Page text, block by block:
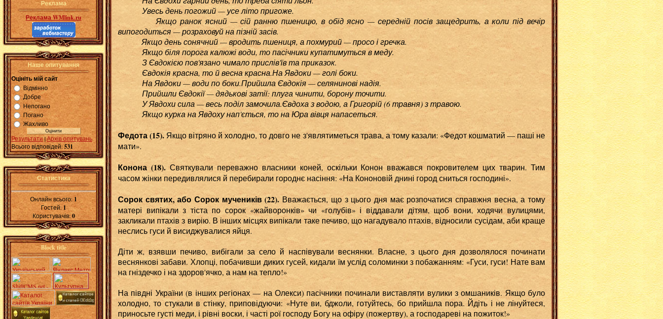
Реклама
Реклама WMlink.ru
Наше опитування
Оцініть мій сайт
Відмінно
Добре
Непогано
Погано
Жахливо
Результати|Архів опитувань
Всього відповідей:531
Статистика
Онлайн всього:1
Гостей:1
Користувачів:0
Block title
Увесь день погожий — усе літо пригоже.
Якщо ранок ясний — сій ранню пшеницю, в обід ясно — середній посів защедрить, а коли під вечір
випогодиться — розраховуй на пізній засів.
Якщо день сонячний — вродить пшениця, а похмурий — просо і гречка.
Якщо біля порога калюжі води, то пасічники купатимуться в меду.
З Євдокією пов'язано чимало прислів'їв та приказок.
Євдокія красна, то й весна красна.На Явдоки — голі боки.
На Явдоки — води по боки.Прийшла Євдокія — селянинові надія.
Прийшли Євдокії — дядькові затії: плуга чинити, борону точити.
У Явдохи сила — весь поділ замочила.Євдоха з водою, а Григорій (6 травня) з травою.
Якщо курка на Явдоху нап'ється, то на Юра вівця напасеться.
Федота (15).Якщо вітряно й холодно, то довго не з'являтиметься трава, а тому казали: «Федот кошматий — паші не
мати».
Конона (18).Святкували переважно власники коней, оскільки Конон вважався покровителем цих тварин. Тим
часом жінки передивлялися й перебирали городнє насіння: «На Кононовій днині город сниться господині».
Сорок святих, або Сорок мучеників (22). Вважається, що з цього дня має розпочатися справжня весна, а тому
матері випікали з тіста по сорок «жайворонків» чи «голубів» і віддавали дітям, щоб вони, ходячи вулицями,
закликали птахів з вирію. В інших місцях випікали таке печиво, що нагадувало птахів, відносили сусідам, аби краще
неслись гуси й висиджувалися яйця.
Діти ж, взявши печиво, вибігали за село й наспівували веснянки. Власне, з цього дня дозволялося починати
веснянкові забави. Хлопці, побачивши диких гусей, кидали їм услід соломинки з побажанням: «Гуси, гуси! Нате вам
на гніздечко і на здоров'ячко, а нам на тепло!»
На півдні України (в інших регіонах — на Олекси) пасічники починали виставляти вулики з омшаників. Якщо було
холодно, то стукали в стінку, приповідуючи: «Нуте ви, бджоли, готуйтесь, бо прийшла пора. Йдіть і не лінуйтеся,
приносьте густі меди, і рівні воски, і часті рої господу Богу на офіру (пожертву), а господареві на пожиток!»